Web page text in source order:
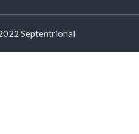
Septentrional